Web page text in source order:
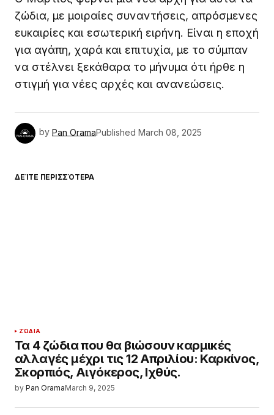
ζώδια, με μοιραίες συναντήσεις, απρόσμενες
ευκαιρίες και εσωτερική ειρήνη. Είναι η εποχή
για αγάπη, χαρά και επιτυχία, με το σύμπαν
να στέλνει ξεκάθαρα το μήνυμα ότι ήρθε η
στιγμή για νέες αρχές και ανανεώσεις.
by Pan OramaPublished March 08, 2025
ΔΕΊΤΕ ΠΕΡΙΣΣΌΤΕΡΑ
ΖΏΔΙΑ
Τα 4 ζώδια που θα βιώσουν καρμικές
αλλαγές μέχρι τις 12 Απριλίου: Καρκίνος,
Σκορπιός, Αιγόκερος, Ιχθύς.
by Pan OramaMarch 9, 2025